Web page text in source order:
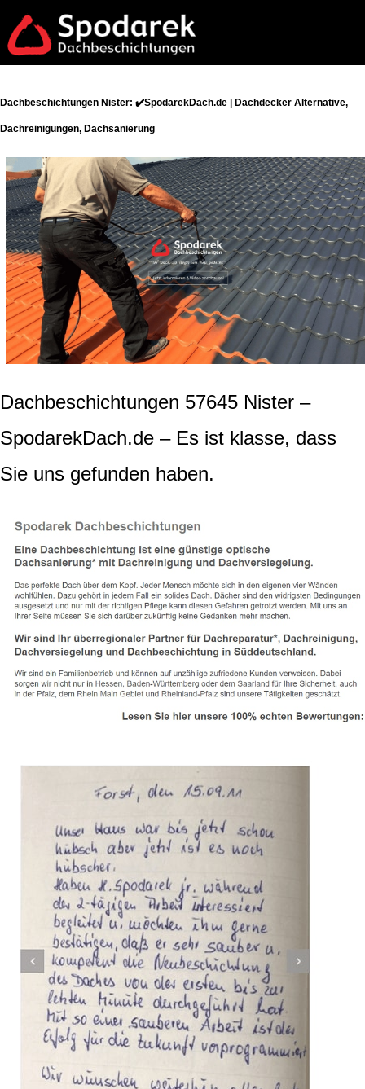
Dachbeschichtungen Nister: ✔️SpodarekDach.de | Dachdecker Alternative,
Dachreinigungen, Dachsanierung
Dachbeschichtungen 57645 Nister –
SpodarekDach.de – Es ist klasse, dass
Sie uns gefunden haben.